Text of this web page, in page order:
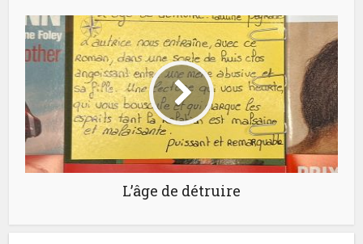
L’âge de détruire